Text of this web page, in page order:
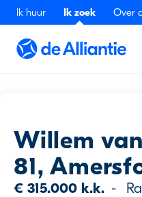
Ik huur Ik zoek Over
Terug
Willem
81,
€ 315.000 k.k. -